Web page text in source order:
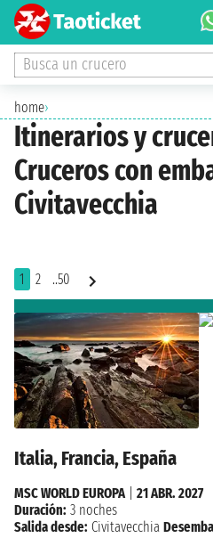
Busca un crucero
home›
Itinerarios y
Cruceros con
Civitavecchia
1 2 ..50
Italia, Francia, España
MSC WORLD EUROPA
21 ABR. 2027
Duración: 3 noches
Salida desde: Civitavecchia